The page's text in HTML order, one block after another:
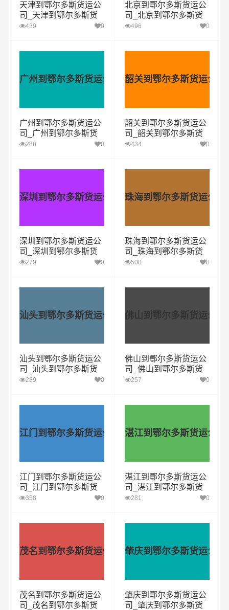
天津到鄂尔多斯货运公
司_天津到鄂尔多斯货
运专线
439 0
北京到鄂尔多斯货运公
司_北京到鄂尔多斯货
运专线
496 0
广州到鄂尔多斯货运公司
广州到鄂尔多斯货运公
司_广州到鄂尔多斯货
运专线
288 0
韶关到鄂尔多斯货运公司
韶关到鄂尔多斯货运公
司_韶关到鄂尔多斯货
运专线
434 0
深圳到鄂尔多斯货运公司
深圳到鄂尔多斯货运公
司_深圳到鄂尔多斯货
运专线
279 0
珠海到鄂尔多斯货运公司
珠海到鄂尔多斯货运公
司_珠海到鄂尔多斯货
运专线
500 0
汕头到鄂尔多斯货运公司
汕头到鄂尔多斯货运公
司_汕头到鄂尔多斯货
运专线
289 0
佛山到鄂尔多斯货运公司
佛山到鄂尔多斯货运公
司_佛山到鄂尔多斯货
运专线
257 0
江门到鄂尔多斯货运公司
江门到鄂尔多斯货运公
司_江门到鄂尔多斯货
运专线
358 0
湛江到鄂尔多斯货运公司
湛江到鄂尔多斯货运公
司_湛江到鄂尔多斯货
运专线
281 0
茂名到鄂尔多斯货运公司
茂名到鄂尔多斯货运公
司_茂名到鄂尔多斯货
肇庆到鄂尔多斯货运公司
肇庆到鄂尔多斯货运公
司_肇庆到鄂尔多斯货